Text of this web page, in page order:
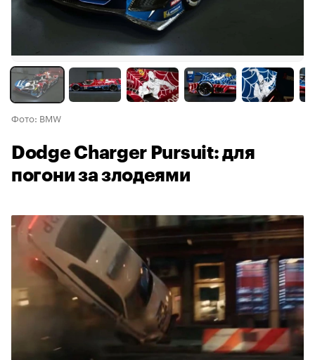
Фото: BMW
Dodge Charger Pursuit: для
погони за злодеями